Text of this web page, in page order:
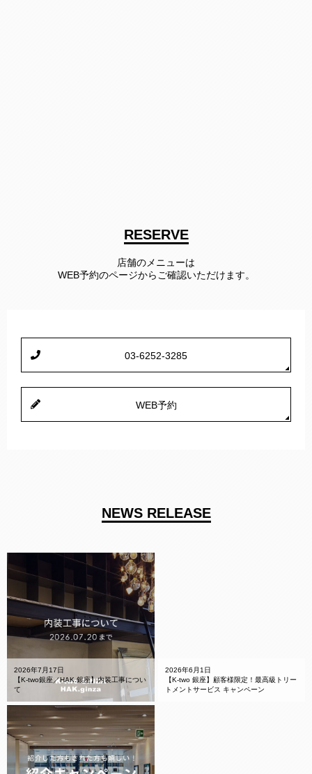
RESERVE
店舗のメニューは
WEB予約のページからご確認いただけます。
03-6252-3285
WEB予約
NEWS RELEASE
2026年7月17日
【K-two銀座／HAK.銀座】内装工事につい
て
2026年6月1日
【K-two 銀座】顧客様限定！最高級トリー
トメントサービス キャンペーン